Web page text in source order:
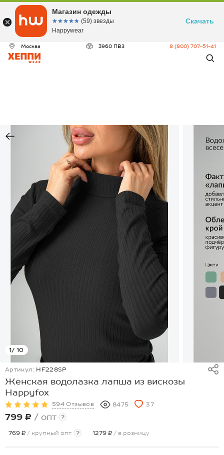
Москва 3960 ПВЗ 8 (800) 707-51-41
1/ 10
Артикул: HF228SP
Женская водолазка лапша из вискозы
Happyfox
594 Отзывов 8475 37
799 ₽ / опт ?
769 ₽ / крупный опт ? 1279 ₽ / в розницу
Магазин одежды
☆☆☆☆☆
★★★★★ (59) звезды
Happywear
Скачать